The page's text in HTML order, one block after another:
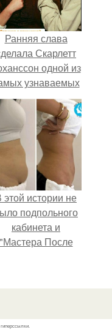
Ранняя слава
Скарлетт
одной из
узнаваемых
голливуда,
за глянцевым
фасадом
скрывалась
огромная
неуверенность.
этой истории не
подпольного
кабинета и
"Мастера После